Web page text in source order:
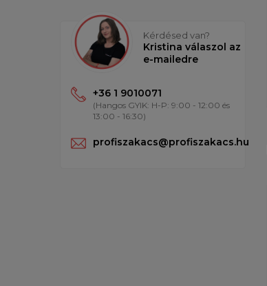
Kérdésed van?
Kristina válaszol az
e-mailedre
+36 1 9010071
(Hangos GYIK: H-P: 9:00 - 12:00 és
13:00 - 16:30)
profiszakacs@profiszakacs.hu